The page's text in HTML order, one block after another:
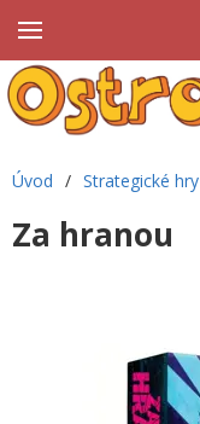
Úvod / Strategické hry
Za hranou